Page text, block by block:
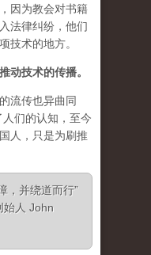
因为教会对书籍
法律纠纷，他们
技术的地方。
动技术的传播。
流传也异曲同
们的认知，至今
人，只是为刷推
，并绕道而行”
人 John